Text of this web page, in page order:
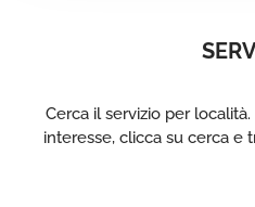
Cerca il servizio per
interesse, clicca su cerca e